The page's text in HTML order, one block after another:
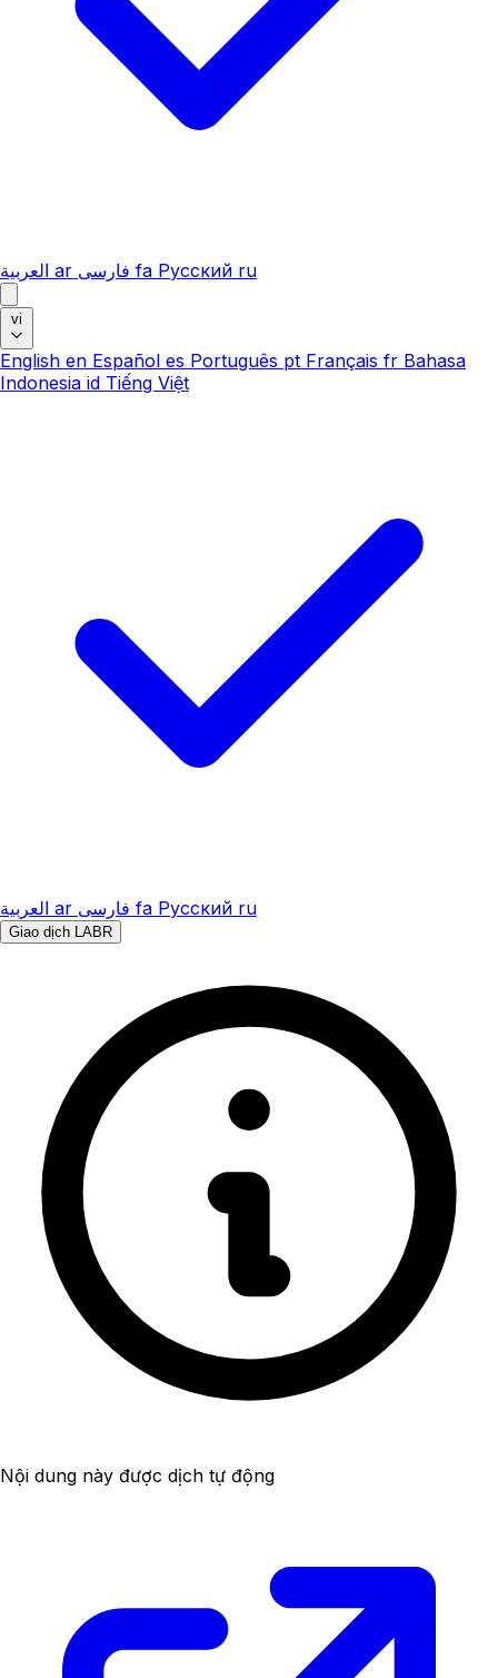
العربية ar فارسی fa Русский ru
vi
English en Español es Português pt Français fr Bahasa
Indonesia id Tiếng Việt
العربية ar فارسی fa Русский ru
Giao dịch LABR
Nội dung này được dịch tự động